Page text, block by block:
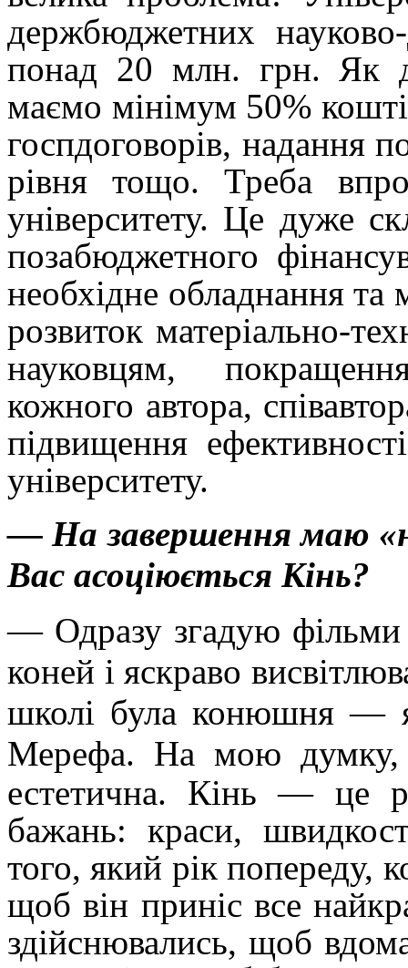
держбюджетних
понад 20 млн. грн. Як
маємо мінімум 50%
госпдоговорів, надання
рівня тощо. Треба
університету. Це дуже
позабюджетного
необхідне обладнання та
розвиток матеріально-
науковцям,
кожного автора,
підвищення
університету.
— На завершення маю
Вас асоціюється Кінь?
— Одразу згадую фільми
коней і яскраво
школі була конюшня — я
Мерефа. На мою
естетична. Кінь — це
бажань: краси,
того, який рік попереду,
щоб він приніс все
здійснювались, щоб